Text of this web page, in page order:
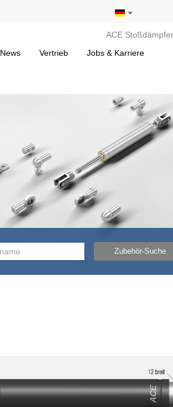
ACE
News Vertrieb Jobs & Karriere
Zubehör-Suche